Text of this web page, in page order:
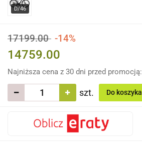
17199.00 -14%
14759.00
Najniższa cena z 30 dni przed promocją:
szt. Do koszyka